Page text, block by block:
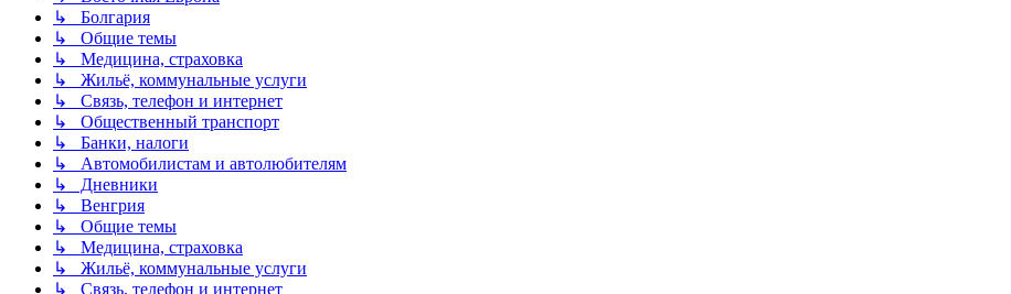
↳ Болгария
↳ Общие темы
↳ Медицина, страховка
↳ Жильё, коммунальные услуги
↳ Связь, телефон и интернет
↳ Общественный транспорт
↳ Банки, налоги
↳ Автомобилистам и автолюбителям
↳ Дневники
↳ Венгрия
↳ Общие темы
↳ Медицина, страховка
↳ Жильё, коммунальные услуги
↳ Связь, телефон и интернет